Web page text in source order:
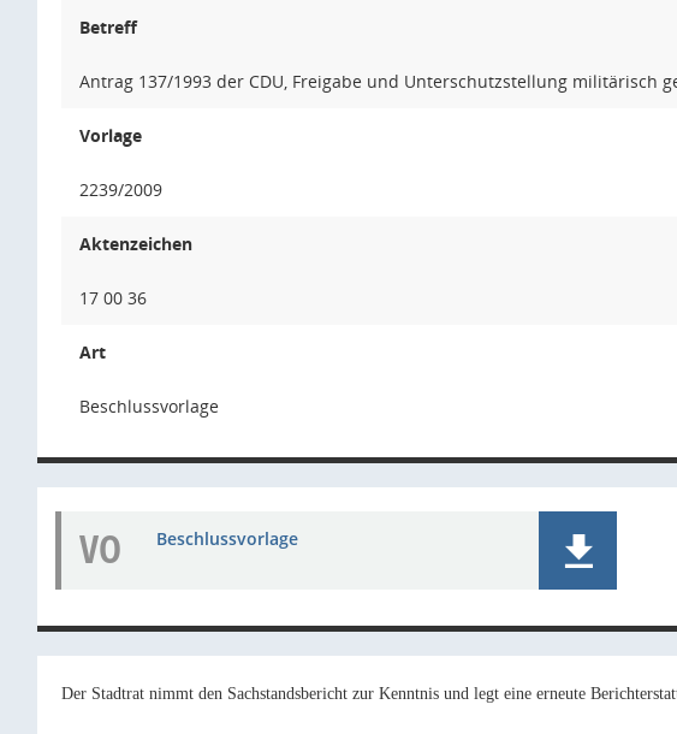
Betreff
Antrag 137/1993 der CDU, Freigabe und Unterschutzstellung militärisch
Vorlage
2239/2009
Aktenzeichen
17 00 36
Art
Beschlussvorlage
VO Beschlussvorlage
Der Stadtrat nimmt den Sachstandsbericht zur Kenntnis und legt eine erneute